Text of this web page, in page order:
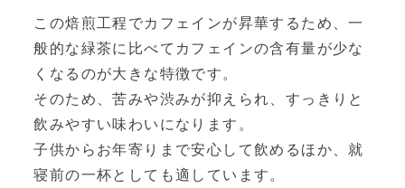
この焙煎工程でカフェインが昇華するため、一
般的な緑茶に比べてカフェインの含有量が少な
くなるのが大きな特徴です。
そのため、苦みや渋みが抑えられ、すっきりと
飲みやすい味わいになります。
子供からお年寄りまで安心して飲めるほか、就
寝前の一杯としても適しています。